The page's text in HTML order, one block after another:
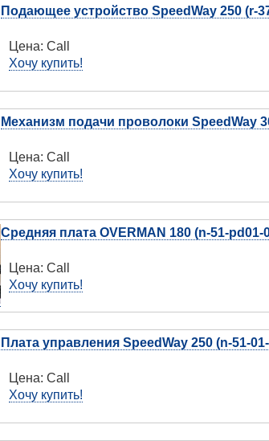
Подающее устройство SpeedWay 250 (r-
Цена: Call
Хочу купить!
Механизм подачи проволоки SpeedWay
Цена: Call
Хочу купить!
Средняя плата OVERMAN 180 (n-51-pd01-
Цена: Call
Хочу купить!
Плата управления SpeedWay 250 (n-51-
Цена: Call
Хочу купить!